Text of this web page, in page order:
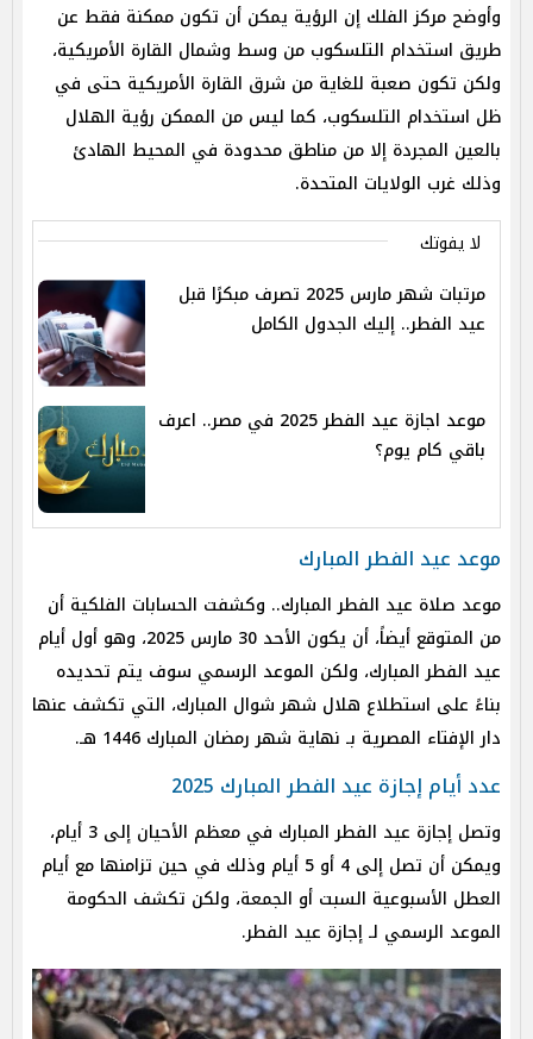
وأوضح مركز الفلك إن الرؤية يمكن أن تكون ممكنة فقط عن
طريق استخدام التلسكوب من وسط وشمال القارة الأمريكية،
ولكن تكون صعبة للغاية من شرق القارة الأمريكية حتى في
ظل استخدام التلسكوب، كما ليس من الممكن رؤية الهلال
بالعين المجردة إلا من مناطق محدودة في المحيط الهادئ
وذلك غرب الولايات المتحدة.
لا يفوتك
مرتبات شهر مارس 2025 تصرف مبكرًا قبل
عيد الفطر.. إليك الجدول الكامل
موعد اجازة عيد الفطر 2025 في مصر.. اعرف
باقي كام يوم؟
موعد عيد الفطر المبارك
موعد صلاة عيد الفطر المبارك.. وكشفت الحسابات الفلكية أن
من المتوقع أيضاً، أن يكون الأحد 30 مارس 2025، وهو أول أيام
عيد الفطر المبارك، ولكن الموعد الرسمي سوف يتم تحديده
بناءً على استطلاع هلال شهر شوال المبارك، التي تكشف عنها
دار الإفتاء المصرية بـ نهاية شهر رمضان المبارك 1446 هـ.
عدد أيام إجازة عيد الفطر المبارك 2025
وتصل إجازة عيد الفطر المبارك في معظم الأحيان إلى 3 أيام،
ويمكن أن تصل إلى 4 أو 5 أيام وذلك في حين تزامنها مع أيام
العطل الأسبوعية السبت أو الجمعة، ولكن تكشف الحكومة
الموعد الرسمي لـ إجازة عيد الفطر.